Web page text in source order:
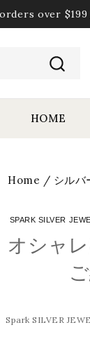
over
HOME
Home / シルバ
SPARK SILVER
オシャ
Spark SILVER